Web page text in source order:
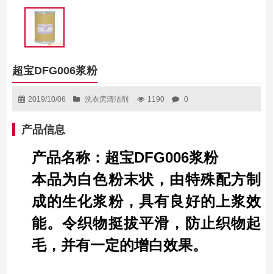
超宝DFG006浆粉
2019/10/06 洗衣房清洁剂 1190 0
产品信息
产品名称：超宝DFG006浆粉
本品为白色粉末状，由特殊配方制
成的生化浆粉，具有良好的上浆效
能。令织物挺拔平滑，防止织物起
毛，并有一定的增白效果。